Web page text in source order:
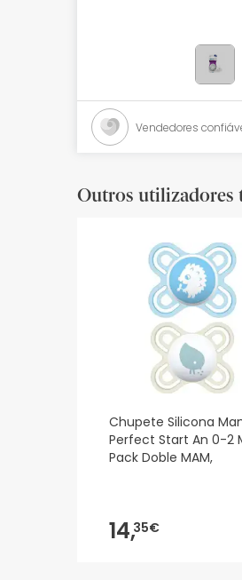
Promoções
Mais vendidos
Vendedores
Outros utilizadores
Chupete Silicona
Perfect Start An 0-2
Pack Doble MAM,
14,35€